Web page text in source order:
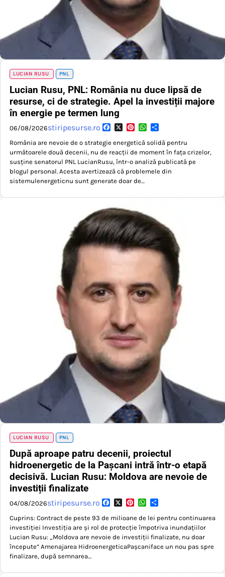
LUCIAN RUSU PNL
Lucian Rusu, PNL: România nu duce lipsă de
resurse, ci de strategie. Apel la investiții majore
în energie pe termen lung
06/08/2026stiripesurse.ro Facebook
X PinterestWhatsApp
România are nevoie de o strategie energetică solidă pentru
următoarele două decenii, nu de reacții de moment în fața crizelor,
susține senatorul PNL LucianRusu, într-o analiză publicată pe
blogul personal. Acesta avertizează că problemele din
sistemulenergeticnu sunt generate doar de…
LUCIAN RUSU PNL
După aproape patru decenii, proiectul
hidroenergetic de la Pașcani intră într-o etapă
decisivă. Lucian Rusu: Moldova are nevoie de
investiții finalizate
04/08/2026stiripesurse.ro Facebook
X PinterestWhatsApp
Cuprins: Contract de peste 93 de milioane de lei pentru continuarea
investiției Investiția are și rol de protecție împotriva inundațiilor
Lucian Rusu: „Moldova are nevoie de investiții finalizate, nu doar
începute” Amenajarea HidroenergeticaPașcaniface un nou pas spre
finalizare, după semnarea…